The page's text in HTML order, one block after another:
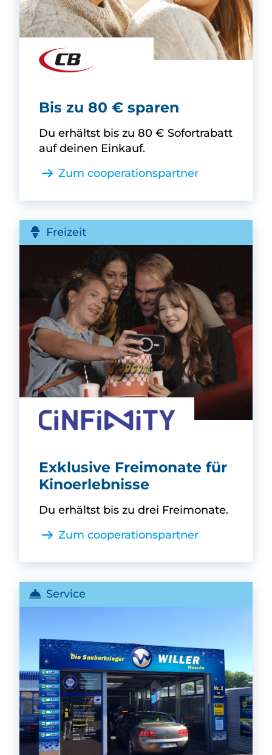
CB Mode -
Bis zu 80 € sparen
Du erhältst bis zu 80 € Sofortrabatt
auf deinen Einkauf.
Zum cooperationspartner
Freizeit
CINFINITY -
Exklusive Freimonate für
Kinoerlebnisse
Du erhältst bis zu drei Freimonate.
Zum cooperationspartner
Service